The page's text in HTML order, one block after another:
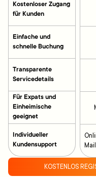
Kostenloser Zugang
für Kunden
Einfache und
schnelle Buchung
Transparente
Servicedetails
Für Expats und
Einheimische
geeignet
Individueller
Kundensupport
Mail
KOSTENLOS